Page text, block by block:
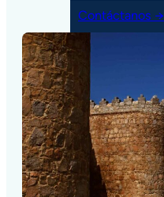
Contáctanos →